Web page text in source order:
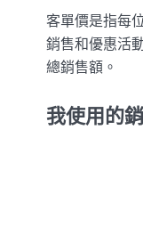
客單價是指每
銷售和優惠活
總銷售額。
我使用的